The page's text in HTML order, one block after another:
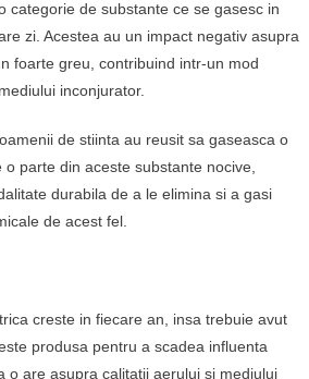
categorie de substante ce se gasesc in
zi. Acestea au un impact negativ asupra
foarte greu, contribuind intr-un mod
inconjurator.
de stiinta au reusit sa gaseasca o
parte din aceste substante nocive,
durabila de a le elimina si a gasi
de acest fel.
creste in fiecare an, insa trebuie avut
produsa pentru a scadea influenta
o are asupra calitatii aerului si mediului